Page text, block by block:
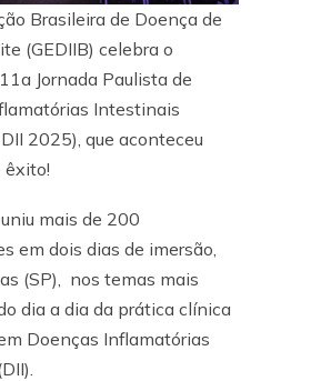
Brasileira de Doença de
(GEDIIB) celebra o
Jornada Paulista de
Intestinais
2025), que aconteceu
êxito!
mais de 200
em dois dias de imersão,
(SP), nos temas mais
dia a dia da prática clínica
Doenças Inflamatórias